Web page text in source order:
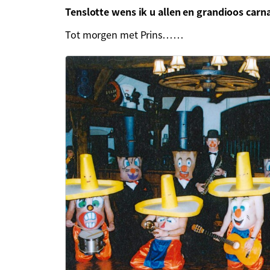
Tenslotte wens ik u allen en grandioos
Tot morgen met Prins……